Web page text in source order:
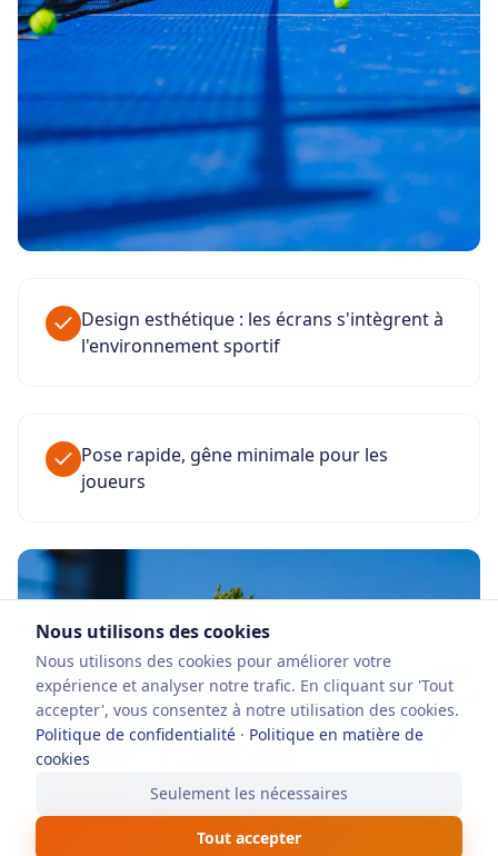
Design esthétique : les écrans s'intègrent à
l'environnement sportif
Pose rapide, gêne minimale pour les
joueurs
Nous utilisons des cookies
Nous utilisons des cookies pour améliorer votre
expérience et analyser notre trafic. En cliquant sur 'Tout
accepter', vous consentez à notre utilisation des cookies.
Politique de confidentialité · Politique en matière de
cookies
Seulement les nécessaires
Tout accepter